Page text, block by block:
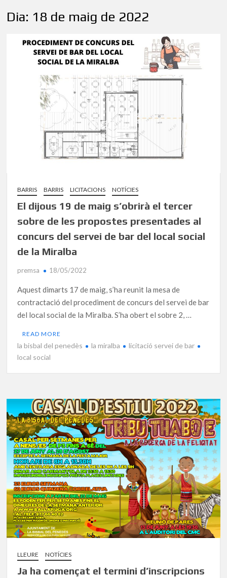
Dia: 18 de maig de 2022
BARRIS BARRIS LICITACIONS NOTÍCIES
El dijous 19 de maig s’obrirà el tercer
sobre de les propostes presentades al
concurs del servei de bar del local social
de la Miralba
premsa 18/05/2022
Aquest dimarts 17 de maig, s’ha reunit la mesa de
contractació del procediment de concurs del servei de bar
del local social de la Miralba. S’ha obert el sobre 2, …
READ MORE
la bisbal del penedès la miralba
licitació servei de bar
local social
LLEURE NOTÍCIES
Ja ha començat el termini d’inscripcions